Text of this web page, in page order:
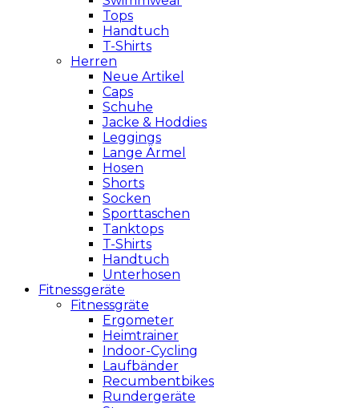
Tops
Handtuch
T-Shirts
Herren
Neue Artikel
Caps
Schuhe
Jacke & Hoddies
Leggings
Lange Ärmel
Hosen
Shorts
Socken
Sporttaschen
Tanktops
T-Shirts
Handtuch
Unterhosen
Fitnessgeräte
Fitnessgräte
Ergometer
Heimtrainer
Indoor-Cycling
Laufbänder
Recumbentbikes
Rundergeräte